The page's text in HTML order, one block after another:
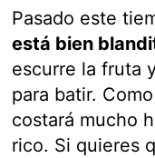
Pasado este
está bien
escurre la fruta
para batir.
costará mucho
rico. Si quieres